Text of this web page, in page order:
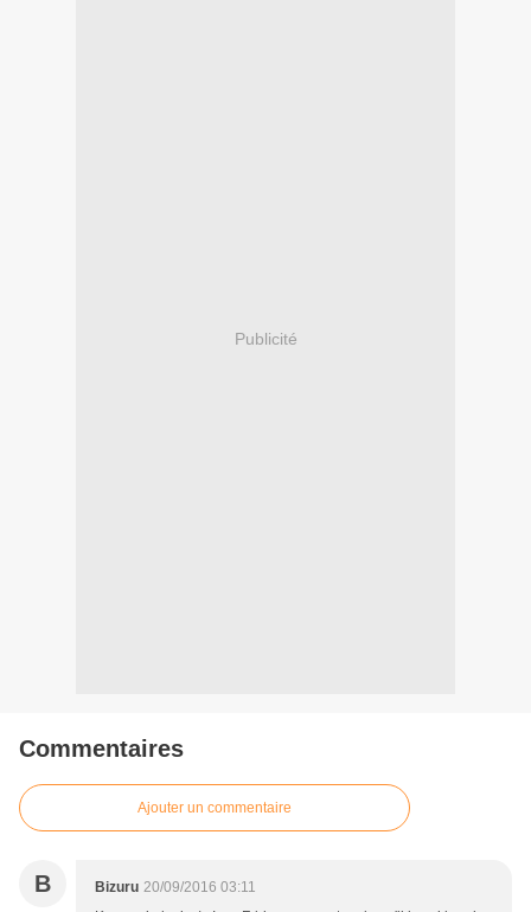
Publicité
Commentaires
Ajouter un commentaire
B Bizuru 20/09/2016 03:11